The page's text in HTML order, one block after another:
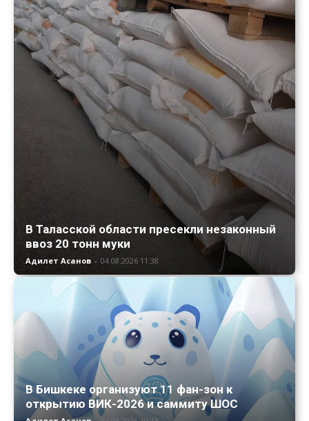
В Таласской области пресекли незаконный
ввоз 20 тонн муки
Адилет Асанов - 04.08.2026 11:38
В Бишкеке организуют 11 фан-зон к
открытию ВИК-2026 и саммиту ШОС